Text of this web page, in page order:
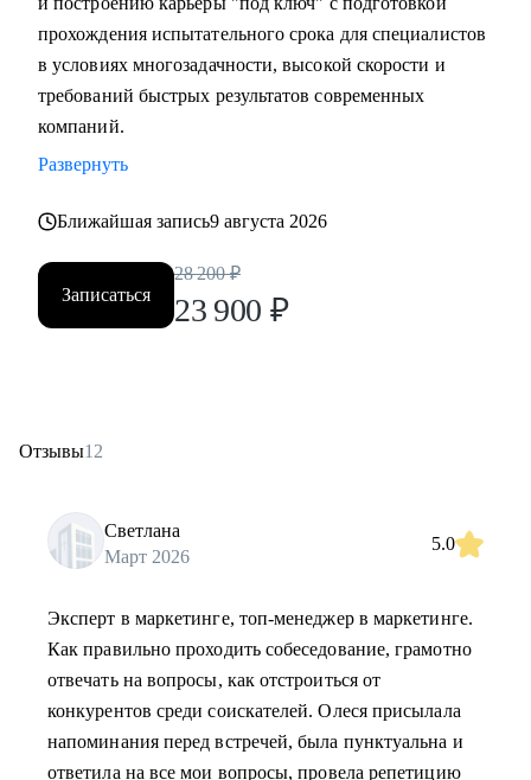
прохождения испытательного срока для специалистов
в условиях многозадачности, высокой скорости и
требований быстрых результатов современных
компаний.
Развернуть
Ближайшая запись9 августа 2026
Записаться
28 200 ₽
23 900 ₽
Отзывы12
Светлана
Март 2026
5.0
Эксперт в маркетинге, топ-менеджер в маркетинге.
Как правильно проходить собеседование, грамотно
отвечать на вопросы, как отстроиться от
конкурентов среди соискателей. Олеся присылала
напоминания перед встречей, была пунктуальна и
ответила на все мои вопросы, провела репетицию